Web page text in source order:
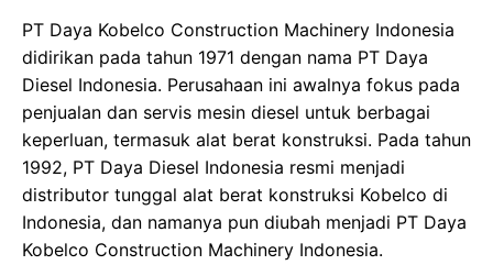
PT Daya Kobelco Construction Machinery Indonesia
didirikan pada tahun 1971 dengan nama PT Daya
Diesel Indonesia. Perusahaan ini awalnya fokus pada
penjualan dan servis mesin diesel untuk berbagai
keperluan, termasuk alat berat konstruksi. Pada tahun
1992, PT Daya Diesel Indonesia resmi menjadi
distributor tunggal alat berat konstruksi Kobelco di
Indonesia, dan namanya pun diubah menjadi PT Daya
Kobelco Construction Machinery Indonesia.